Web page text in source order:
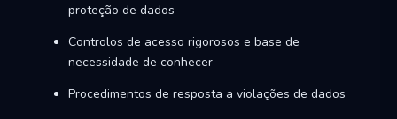
proteção de dados
Controlos de acesso rigorosos e base de
necessidade de conhecer
Procedimentos de resposta a violações de dados